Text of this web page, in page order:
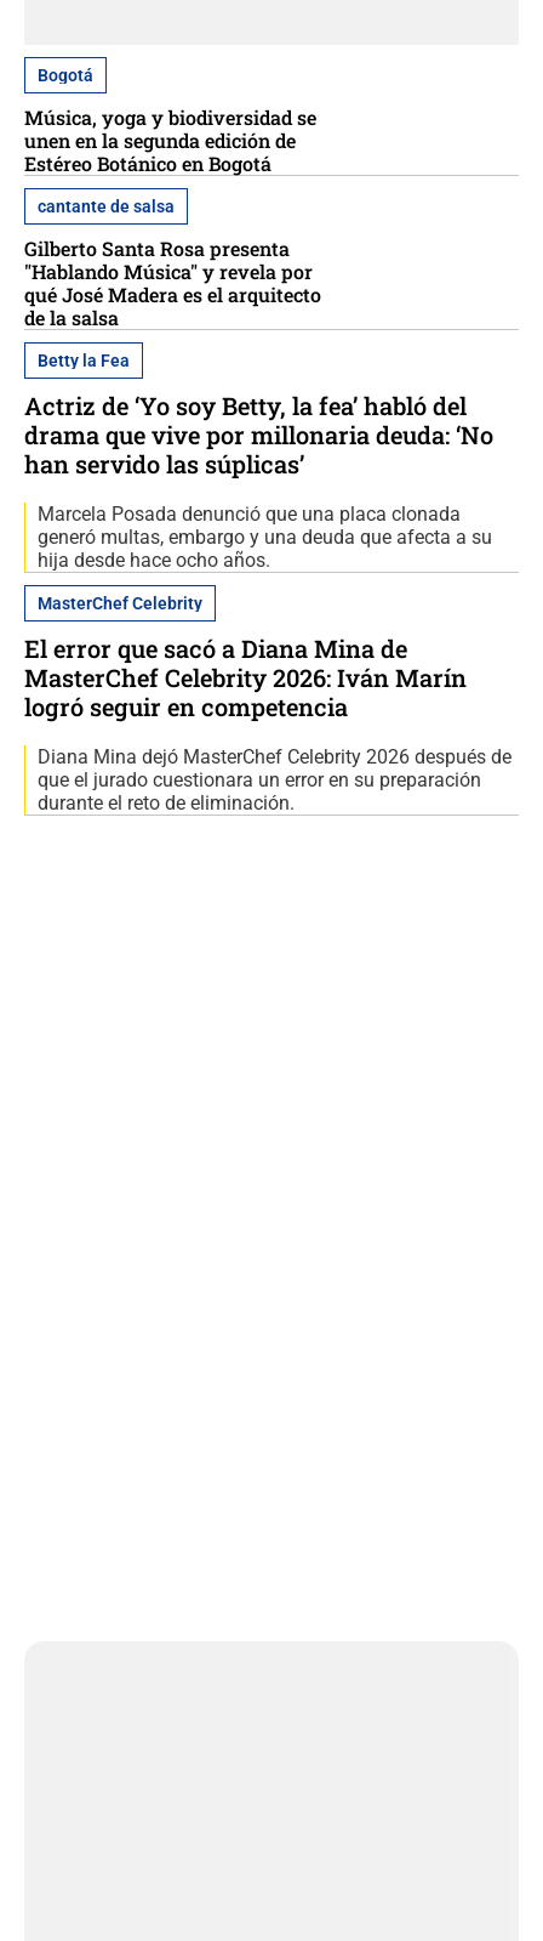
Bogotá
Música, yoga y biodiversidad se
unen en la segunda edición de
Estéreo Botánico en Bogotá
cantante de salsa
Gilberto Santa Rosa presenta
"Hablando Música" y revela por
qué José Madera es el arquitecto
de la salsa
Betty la Fea
Actriz de ‘Yo soy Betty, la fea’ habló del
drama que vive por millonaria deuda: ‘No
han servido las súplicas’
Marcela Posada denunció que una placa clonada
generó multas, embargo y una deuda que afecta a su
hija desde hace ocho años.
MasterChef Celebrity
El error que sacó a Diana Mina de
MasterChef Celebrity 2026: Iván Marín
logró seguir en competencia
Diana Mina dejó MasterChef Celebrity 2026 después de
que el jurado cuestionara un error en su preparación
durante el reto de eliminación.